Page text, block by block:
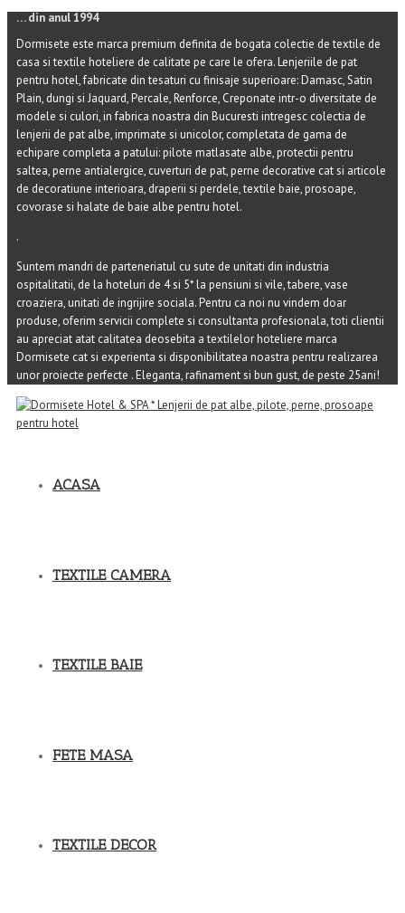
… din anul 1994
Dormisete este marca premium definita de bogata colectie de textile de
casa si textile hoteliere de calitate pe care le ofera. Lenjeriile de pat
pentru hotel, fabricate din tesaturi cu finisaje superioare: Damasc, Satin
Plain, dungi si Jaquard, Percale, Renforce, Creponate intr-o diversitate de
modele si culori, in fabrica noastra din Bucuresti intregesc colectia de
lenjerii de pat albe, imprimate si unicolor, completata de gama de
echipare completa a patului: pilote matlasate albe, protectii pentru
saltea, perne antialergice, cuverturi de pat, perne decorative cat si articole
de decoratiune interioara, draperii si perdele, textile baie, prosoape,
covorase si halate de baie albe pentru hotel.
.
Suntem mandri de parteneriatul cu sute de unitati din industria
ospitalitatii, de la hoteluri de 4 si 5* la pensiuni si vile, tabere, vase
croaziera, unitati de ingrijire sociala. Pentru ca noi nu vindem doar
produse, oferim servicii complete si consultanta profesionala, toti clientii
au apreciat atat calitatea deosebita a textilelor hoteliere marca
Dormisete cat si experienta si disponibilitatea noastra pentru realizarea
unor proiecte perfecte . Eleganta, rafinament si bun gust, de peste 25ani!
ACASA
TEXTILE CAMERA
TEXTILE BAIE
FETE MASA
TEXTILE DECOR